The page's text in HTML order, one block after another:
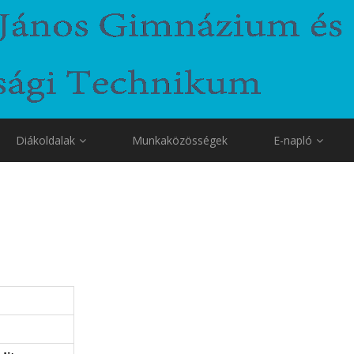
Diákoldalak Munkaközösségek E-napló